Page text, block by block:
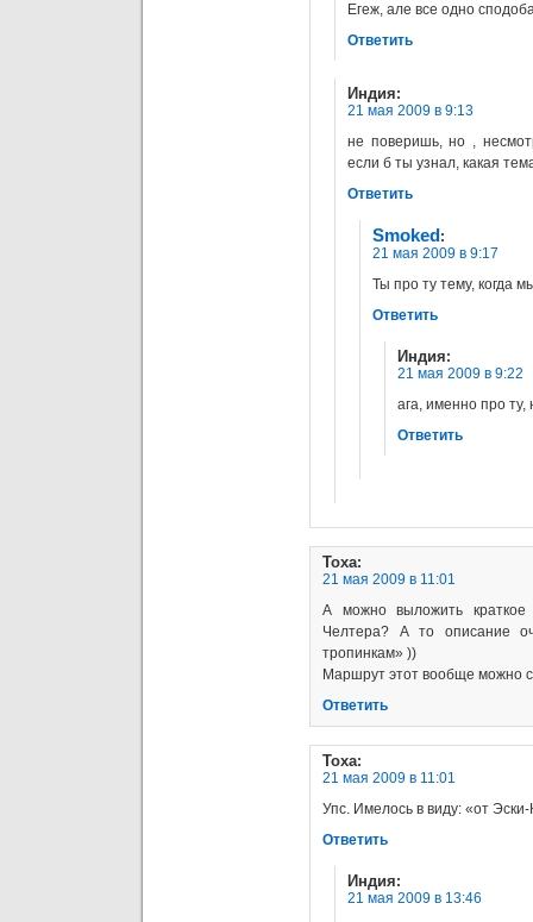
Егеж, але все одно
Ответить
Индия:
21 мая 2009 в 9:13
не поверишь, но ,
если б ты узнал, какая
Ответить
Smoked :
21 мая 2009 в 9:17
Ты про ту тему, когда
Ответить
Индия:
21 мая 2009 в 9:22
ага, именно про
Ответить
Тоха:
21 мая 2009 в 11:01
А можно выложить
Челтера? А то описание
тропинкам» ))
Маршрут этот вообще можно
Ответить
Тоха:
21 мая 2009 в 11:01
Упс. Имелось в виду: «от
Ответить
Индия:
21 мая 2009 в 13:46